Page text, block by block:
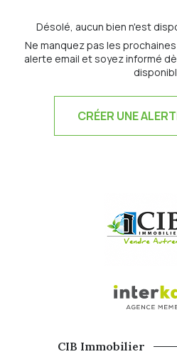
Désolé, aucun bien n'est
Ne manquez pas les
alerte email et soyez informé
CRÉER UNE
CIB Immobilier